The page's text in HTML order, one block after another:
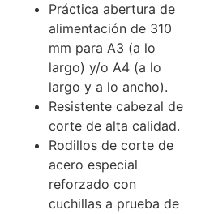
Práctica abertura de
alimentación de 310
mm para A3 (a lo
largo) y/o A4 (a lo
largo y a lo ancho).
Resistente cabezal de
corte de alta calidad.
Rodillos de corte de
acero especial
reforzado con
cuchillas a prueba de